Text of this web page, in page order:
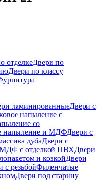
отделкеДвери по
Двери по классу
ламинированныеДвери с
напыление с
со
напыление и МДФДвери с
дубаДвери с
МДФ с отделкой ПВХДвери
и ковкойДвери
с резьбойФиленчатые
Двери под старину